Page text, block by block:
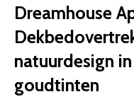
Dreamhouse
natuurdesign
goudtinten